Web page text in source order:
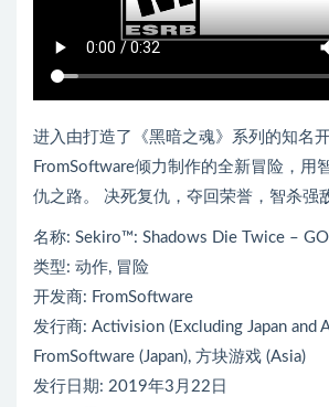
进入由打造了《黑暗之魂》系列的知名
FromSoftware倾力制作的全新冒险，用
仇之路。 决死复仇，夺回荣誉，智杀强
名称: Sekiro™: Shadows Die Twice –
类型: 动作, 冒险
开发商: FromSoftware
发行商: Activision (Excluding Japan and
FromSoftware (Japan), 方块游戏 (Asia)
发行日期: 2019年3月22日